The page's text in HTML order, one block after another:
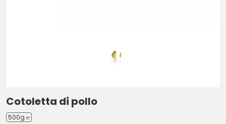
Cotoletta di pollo
500g ℮